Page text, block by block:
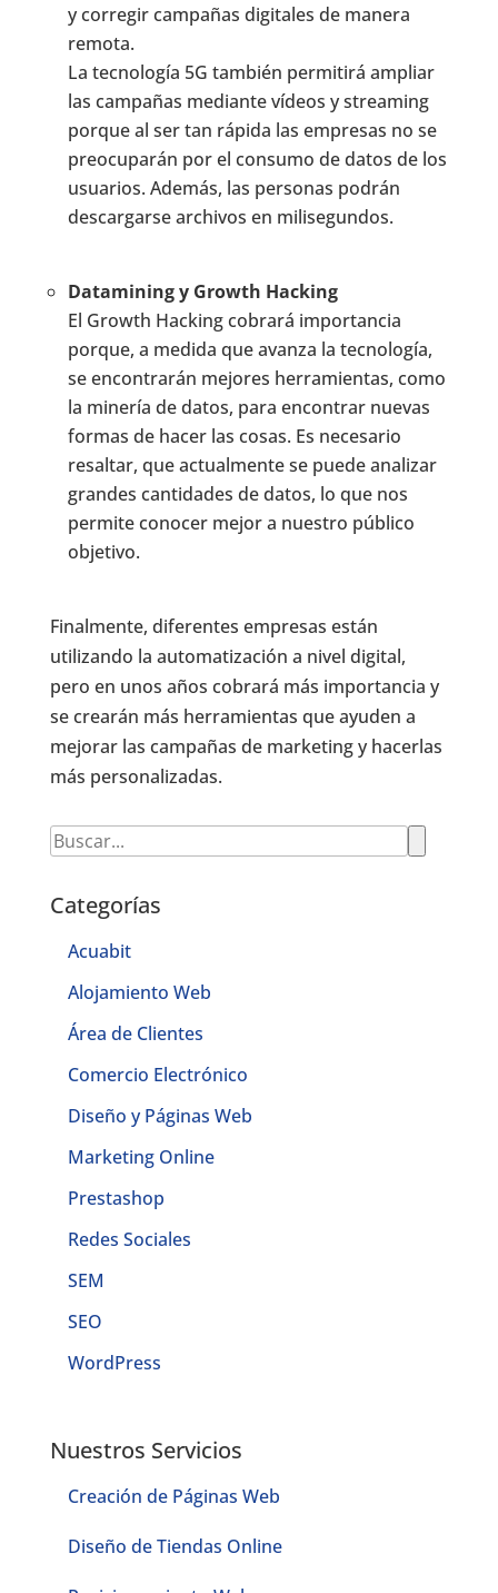
y corregir campañas digitales de manera
remota.
La tecnología 5G también permitirá ampliar
las campañas mediante vídeos y streaming
porque al ser tan rápida las empresas no se
preocuparán por el consumo de datos de los
usuarios. Además, las personas podrán
descargarse archivos en milisegundos.
Datamining y Growth Hacking
El Growth Hacking cobrará importancia
porque, a medida que avanza la tecnología,
se encontrarán mejores herramientas, como
la minería de datos, para encontrar nuevas
formas de hacer las cosas. Es necesario
resaltar, que actualmente se puede analizar
grandes cantidades de datos, lo que nos
permite conocer mejor a nuestro público
objetivo.
Finalmente, diferentes empresas están
utilizando la automatización a nivel digital,
pero en unos años cobrará más importancia y
se crearán más herramientas que ayuden a
mejorar las campañas de marketing y hacerlas
más personalizadas.
Categorías
Acuabit
Alojamiento Web
Área de Clientes
Comercio Electrónico
Diseño y Páginas Web
Marketing Online
Prestashop
Redes Sociales
SEM
SEO
WordPress
Nuestros Servicios
Creación de Páginas Web
Diseño de Tiendas Online